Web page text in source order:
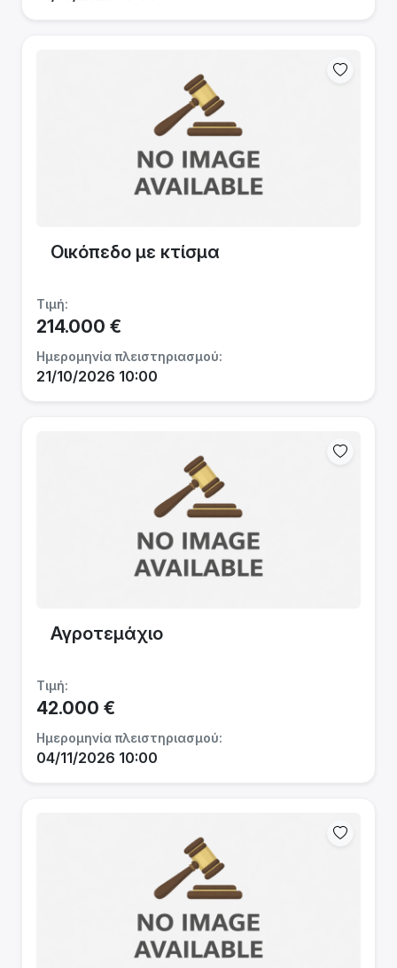
Οικόπεδο με κτίσμα
Τιμή:
214.000 €
Ημερομηνία πλειστηριασμού:
21/10/2026 10:00
Αγροτεμάχιο
Τιμή:
42.000 €
Ημερομηνία πλειστηριασμού:
04/11/2026 10:00